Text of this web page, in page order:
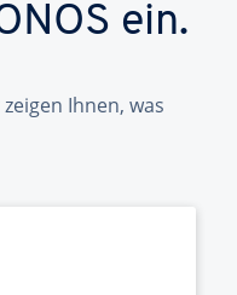
ein.
Ihnen, was